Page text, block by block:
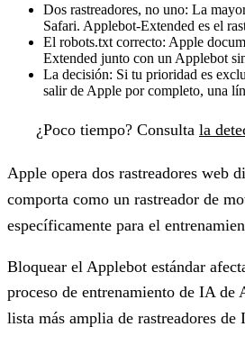
Dos rastreadores, no uno: La
Safari. Applebot-Extended es el
El robots.txt correcto: Apple
Extended junto con un Applebot
La decisión: Si tu prioridad es
salir de Apple por completo, una
¿Poco tiempo? Consulta la
Apple opera dos rastreadores web
comporta como un rastreador de
específicamente para el
Bloquear el Applebot estándar
proceso de entrenamiento de IA de
lista más amplia de rastreadores